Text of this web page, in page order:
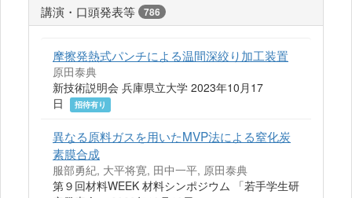
講演・口頭発表等 786
摩擦発熱式パンチによる温間深絞り加工装置
原田泰典
新技術説明会 兵庫県立大学 2023年10月17
日
招待有り
異なる原料ガスを用いたMVP法による窒化炭
素膜合成
服部勇紀, 大平将寛, 田中一平, 原田泰典
第９回材料WEEK 材料シンポジウム 「若手学生研